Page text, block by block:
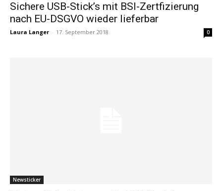
Sichere USB-Stick’s mit BSI-Zertfizierung
nach EU-DSGVO wieder lieferbar
Laura Langer - 17. September 2018 0
Newsticker